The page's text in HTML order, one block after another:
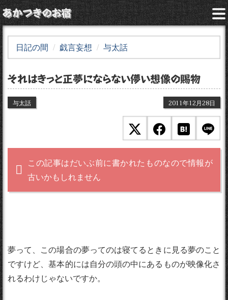
あかつきのお宿
日記の間 戯言妄想 与太話
それはきっと正夢にならない儚い想像の賜物
与太話 2011年12月28日
この記事はだいぶ前に書かれたものなので情報が
古いかもしれません
夢って、この場合の夢ってのは寝てるときに見る夢のこと
ですけど、基本的には自分の頭の中にあるものが映像化さ
れるわけじゃないですか。